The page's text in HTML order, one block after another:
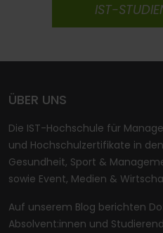
IST-
ÜBER UNS
Die IST-Hochschule für
und Hochschulzertifikate in
Gesundheit, Sport &
sowie Event, Medien &
Auf unserem Blog berichten
Absolvent:innen und